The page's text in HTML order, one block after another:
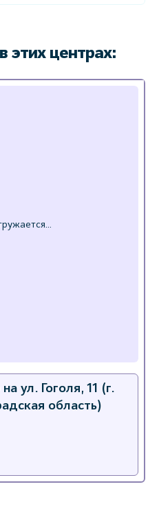
этих центрах:
ул. Гоголя, 11 (г.
область)